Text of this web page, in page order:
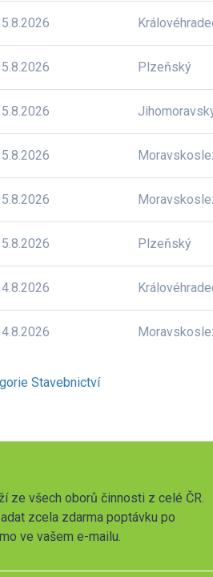
5.8.2026
5.8.2026 Plzeňský
5.8.2026
5.8.2026
5.8.2026
5.8.2026 Plzeňský
4.8.2026
4.8.2026
Stavebnictví
ze všech oborů činnosti z celé ČR.
zcela zdarma poptávku po
ve vašem e-mailu.